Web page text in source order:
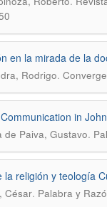
en la mirada de la
Rodrigo.
in
de Paiva, Gustavo.
la religión y teología
César. Palabra y